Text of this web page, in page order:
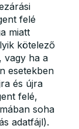
felé
miatt
kötelező
vagy ha a
esetekben
és újra
felé,
soha
adatfájl).